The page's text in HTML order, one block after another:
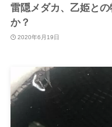
雷隠メダカ、乙姫と
か？
2020年6月19日